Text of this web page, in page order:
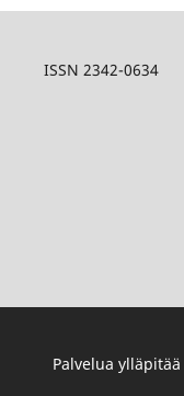
ISSN 2342-0634
Palvelua ylläpitää